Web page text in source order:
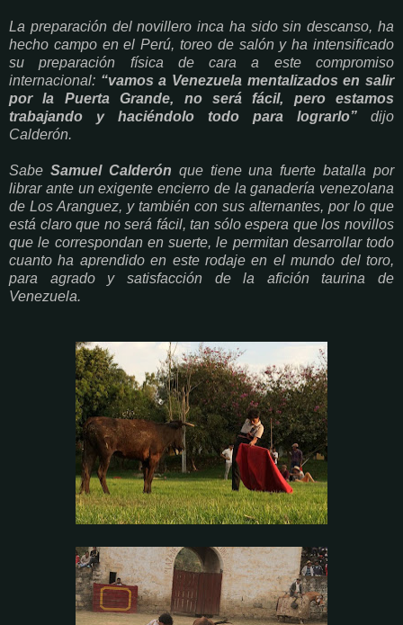
La preparación del novillero inca ha sido sin descanso, ha
hecho campo en el Perú, toreo de salón y ha intensificado
su preparación física de cara a este compromiso
internacional: “vamos a Venezuela mentalizados en salir
por la Puerta Grande, no será fácil, pero estamos
trabajando y haciéndolo todo para lograrlo” dijo
Calderón.
Sabe Samuel Calderón que tiene una fuerte batalla por
librar ante un exigente encierro de la ganadería venezolana
de Los Aranguez, y también con sus alternantes, por lo que
está claro que no será fácil, tan sólo espera que los novillos
que le correspondan en suerte, le permitan desarrollar todo
cuanto ha aprendido en este rodaje en el mundo del toro,
para agrado y satisfacción de la afición taurina de
Venezuela.